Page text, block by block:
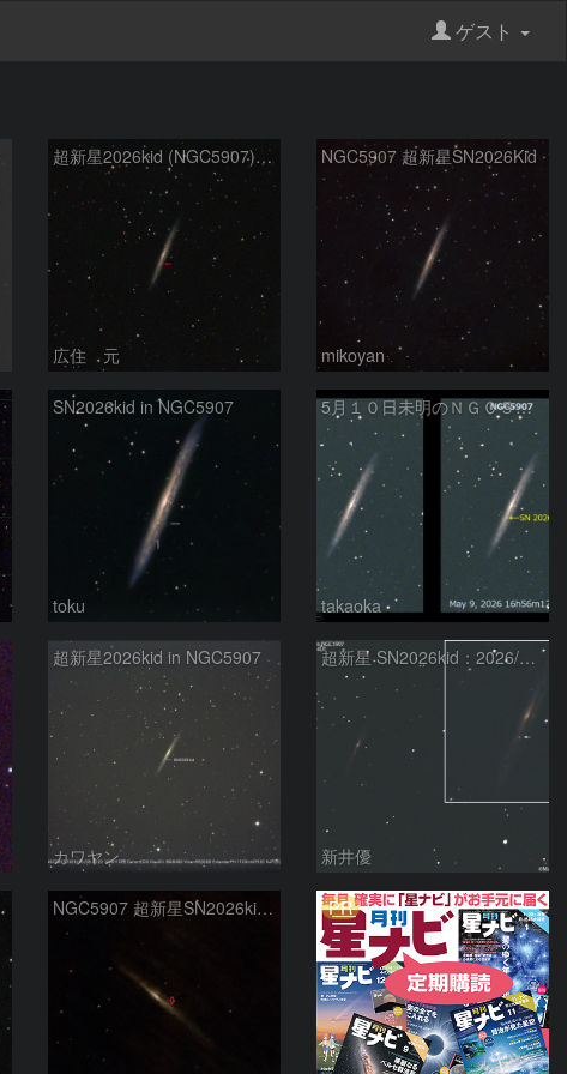
ゲスト
超新星2026kid (NGC5907) 5/17
広住 元
NGC5907 超新星SN2026Kid
mikoyan
SN2026kid in NGC5907
toku
5月１０日未明のＮＧＣ５９０７超新星（ＳＮ２０２６ｋｉｄ）
takaoka
超新星2026kid in NGC5907
カワヤン
超新星 SN2026kid：2026/05/05
新井優
NGC5907 超新星SN2026kid PR